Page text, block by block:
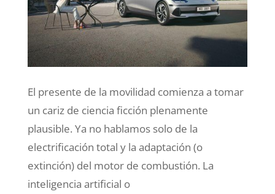
El presente de la movilidad comienza a tomar
un cariz de ciencia ficción plenamente
plausible. Ya no hablamos solo de la
electrificación total y la adaptación (o
extinción) del motor de combustión. La
inteligencia artificial o